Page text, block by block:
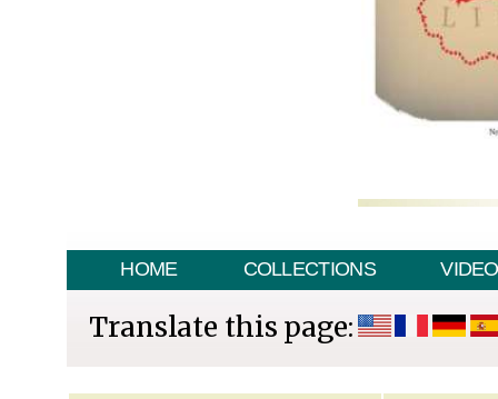
HOME COLLECTIONS VIDEO
Translate this page: